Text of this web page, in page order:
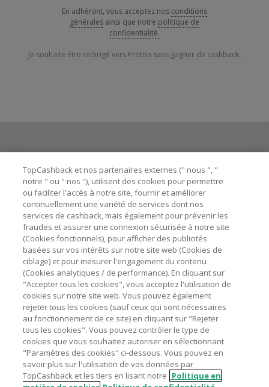
En adhérant, vous acceptez nos conditions
générales ainsi que notre politique de
confidentialité.
Je souhaite être redirigé vers Proton sans gagner de cashback.
Besoin d'aide ?
Astuces pour économiser
A propos de
Contactez-nous
Mentions légales
Nos sites UK US CN JP DE AU
TopCashback et nos partenaires externes (" nous ", "
notre " ou " nos "), utilisent des cookies pour permettre
ou faciliter l'accès à notre site, fournir et améliorer
continuellement une variété de services dont nos
services de cashback, mais également pour prévenir les
fraudes et assurer une connexion sécurisée à notre site
(Cookies fonctionnels), pour afficher des publicités
basées sur vos intérêts sur notre site web (Cookies de
ciblage) et pour mesurer l'engagement du contenu
(Cookies analytiques / de performance). En cliquant sur
"Accepter tous les cookies", vous acceptez l'utilisation de
cookies sur notre site web. Vous pouvez également
rejeter tous les cookies (sauf ceux qui sont nécessaires
au fonctionnement de ce site) en cliquant sur "Rejeter
tous les cookies". Vous pouvez contrôler le type de
cookies que vous souhaitez autoriser en sélectionnant
"Paramètres des cookies" ci-dessous. Vous pouvez en
savoir plus sur l'utilisation de vos données par
TopCashback et les tiers en lisant notre Politique en